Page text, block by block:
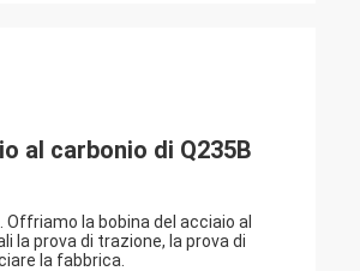
al carbonio di Q235B
la bobina del acciaio al
la prova di trazione, la prova di
la fabbrica.